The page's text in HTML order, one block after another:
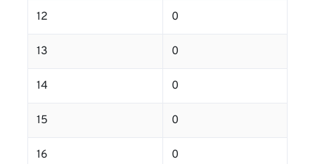
12 0
13 0
14 0
15 0
16 0